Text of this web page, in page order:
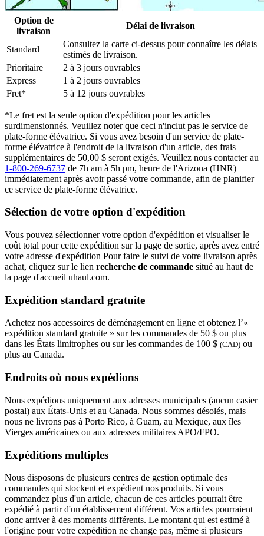
Option de
livraison
Délai de livraison
Standard
Consultez la carte ci-dessus pour connaître les délais
estimés de livraison.
Prioritaire
2 à 3 jours ouvrables
Express
1 à 2 jours ouvrables
Fret*
5 à 12 jours ouvrables
*Le fret est la seule option d'expédition pour les articles
surdimensionnés. Veuillez noter que ceci n'inclut pas le service de
plate-forme élévatrice. Si vous avez besoin d'un service de plate-
forme élévatrice à l'endroit de la livraison d'un article, des frais
supplémentaires de 50,00 $ seront exigés. Veuillez nous contacter au
1-800-269-6737 de 7h am à 5h pm, heure de l'Arizona (HNR)
immédiatement après avoir passé votre commande, afin de planifier
ce service de plate-forme élévatrice.
Sélection de votre option d'expédition
Vous pouvez sélectionner votre option d'expédition et visualiser le
coût total pour cette expédition sur la page de sortie, après avez entré
votre adresse d'expédition Pour faire le suivi de votre livraison après
achat, cliquez sur le lien recherche de commande situé au haut de
la page d'accueil uhaul.com.
Expédition standard gratuite
Achetez nos accessoires de déménagement en ligne et obtenez l’«
expédition standard gratuite » sur les commandes de 50 $ ou plus
dans les États limitrophes ou sur les commandes de 100 $ (CAD) ou
plus au Canada.
Endroits où nous expédions
Nous expédions uniquement aux adresses municipales (aucun casier
postal) aux États-Unis et au Canada. Nous sommes désolés, mais
nous ne livrons pas à Porto Rico, à Guam, au Mexique, aux îles
Vierges américaines ou aux adresses militaires APO/FPO.
Expéditions multiples
Nous disposons de plusieurs centres de gestion optimale des
commandes qui stockent et expédient nos produits. Si vous
commandez plus d'un article, chacun de ces articles pourrait être
expédié à partir d'un établissement différent. Vos articles pourraient
donc arriver à des moments différents. Le montant qui est estimé à
l'origine pour votre expédition ne change pas, même si plusieurs